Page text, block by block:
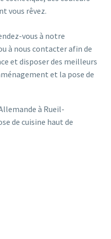
vous rêvez.
vous à notre
à nous contacter afin de
et disposer des meilleurs
et la pose de
à Rueil-
de cuisine haut de